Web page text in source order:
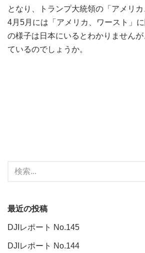
となり、トランプ大統領の「アメリカ
4月5月には「アメリカ、ワースト」
の様子は日本にいるとわかりません
ているのでしょうか。
最近の投稿
DJIレポート No.145
DJIレポート No.144